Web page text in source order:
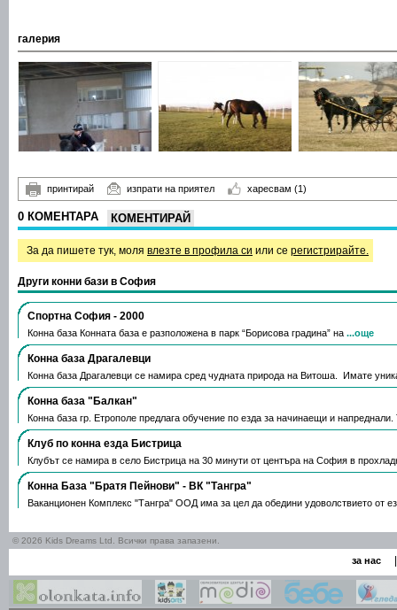
галерия
принтирай изпрати на приятел харесвам (1)
0 КОМЕНТАРА КОМЕНТИРАЙ
За да пишете тук, моля влезте в профила си или се регистрирайте.
Други конни бази в София
Спортна София - 2000
Конна база Конната база е разположена в парк “Борисова градина” на ...още
Конна база Драгалевци
Конна база Драгалевци се намира сред чудната природа на Витоша. Имате
Конна база "Балкан"
Конна база гр. Етрополе предлага обучение по езда за начинаещи и
Клуб по конна езда Бистрица
Клубът се намира в село Бистрица на 30 минути от центъра на София в
Конна База "Братя Пейнови" - ВК "Тангра"
Ваканционен Комплекс "Тангра" ООД има за цел да обедини удоволствието от
© 2026 Kids Dreams Ltd. Всички права запазени.
за нас |